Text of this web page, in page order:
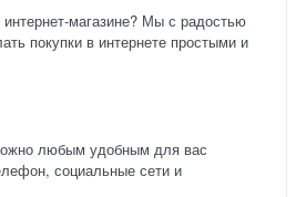
магазине? Мы с радостью
покупки в интернете простыми и
любым удобным для вас
социальные сети и